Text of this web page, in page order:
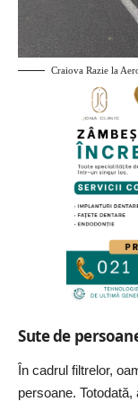
Craiova Razie la
Sute de
În cadrul filtrelor,
persoane.